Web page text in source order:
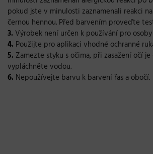
pokud jste v minulosti zaznamenali reakci
černou hennou. Před barvením proveďte
3. Výrobek není určen k používání pro
4. Použijte pro aplikaci vhodné ochranné
5. Zamezte styku s očima, při zasažení očí
vypláchněte vodou.
6. Nepoužívejte barvu k barvení řas a obočí.